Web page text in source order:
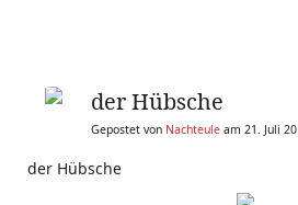
der Hübsche
Gepostet von Nachteule am 21. Juli
der Hübsche